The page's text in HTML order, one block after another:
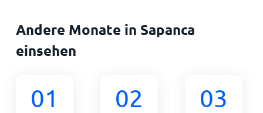
Andere Monate in Sapanca
einsehen
01 02 03